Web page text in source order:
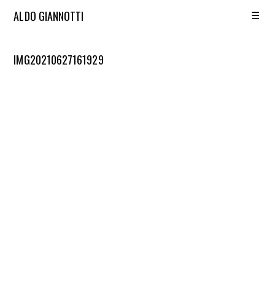
ALDO GIANNOTTI ☰
IMG20210627161929